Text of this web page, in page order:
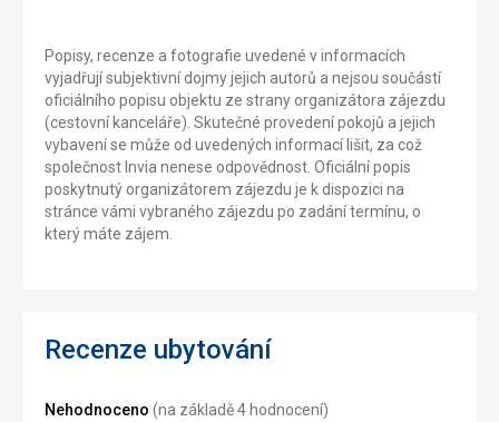
Popisy, recenze a fotografie uvedené v informacích
vyjadřují subjektivní dojmy jejich autorů a nejsou součástí
oficiálního popisu objektu ze strany organizátora zájezdu
(cestovní kanceláře). Skutečné provedení pokojů a jejich
vybavení se může od uvedených informací lišit, za což
společnost Invia nenese odpovědnost. Oficiální popis
poskytnutý organizátorem zájezdu je k dispozici na
stránce vámi vybraného zájezdu po zadání termínu, o
který máte zájem.
Recenze ubytování
Nehodnoceno (na základě 4 hodnocení)